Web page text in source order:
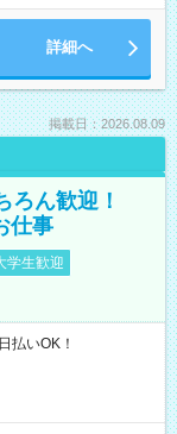
詳細へ
掲載日：2026.08.09
ろん歓迎！
仕事
学生歓迎
いOK！